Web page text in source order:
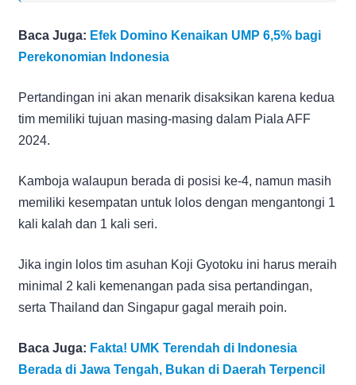
Baca Juga: Efek Domino Kenaikan UMP 6,5% bagi
Perekonomian Indonesia
Pertandingan ini akan menarik disaksikan karena kedua
tim memiliki tujuan masing-masing dalam Piala AFF
2024.
Kamboja walaupun berada di posisi ke-4, namun masih
memiliki kesempatan untuk lolos dengan mengantongi 1
kali kalah dan 1 kali seri.
Jika ingin lolos tim asuhan Koji Gyotoku ini harus meraih
minimal 2 kali kemenangan pada sisa pertandingan,
serta Thailand dan Singapur gagal meraih poin.
Baca Juga: Fakta! UMK Terendah di Indonesia
Berada di Jawa Tengah, Bukan di Daerah Terpencil